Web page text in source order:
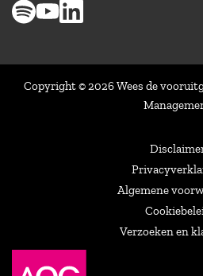
Copyright © 2026 Wees de
Algemene
Verzoeken en